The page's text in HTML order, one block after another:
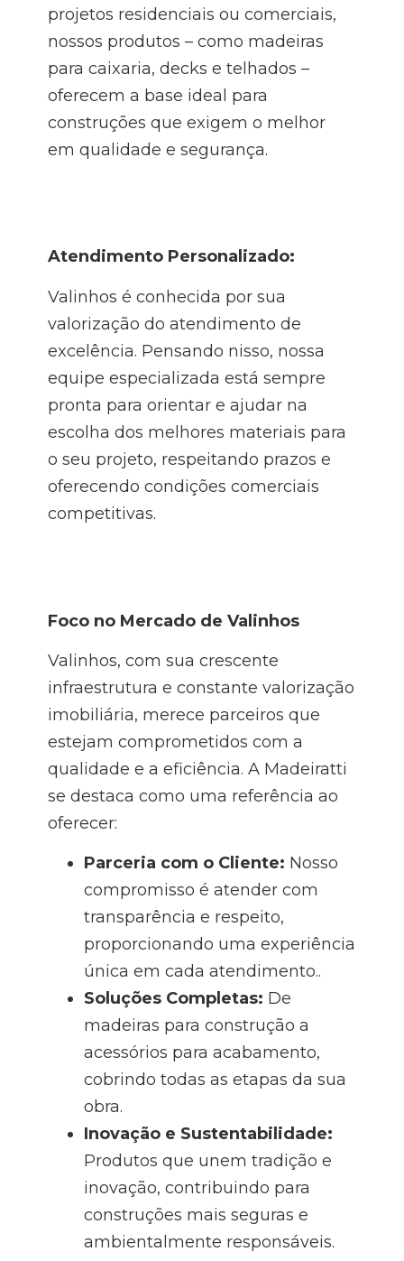
projetos residenciais ou comerciais,
nossos produtos – como madeiras
para caixaria, decks e telhados –
oferecem a base ideal para
construções que exigem o melhor
em qualidade e segurança.
Atendimento Personalizado:
Valinhos é conhecida por sua
valorização do atendimento de
excelência. Pensando nisso, nossa
equipe especializada está sempre
pronta para orientar e ajudar na
escolha dos melhores materiais para
o seu projeto, respeitando prazos e
oferecendo condições comerciais
competitivas.
Foco no Mercado de Valinhos
Valinhos, com sua crescente
infraestrutura e constante valorização
imobiliária, merece parceiros que
estejam comprometidos com a
qualidade e a eficiência. A Madeiratti
se destaca como uma referência ao
oferecer:
Parceria com o Cliente: Nosso
compromisso é atender com
transparência e respeito,
proporcionando uma experiência
única em cada atendimento..
Soluções Completas: De
madeiras para construção a
acessórios para acabamento,
cobrindo todas as etapas da sua
obra.
Inovação e Sustentabilidade:
Produtos que unem tradição e
inovação, contribuindo para
construções mais seguras e
ambientalmente responsáveis.